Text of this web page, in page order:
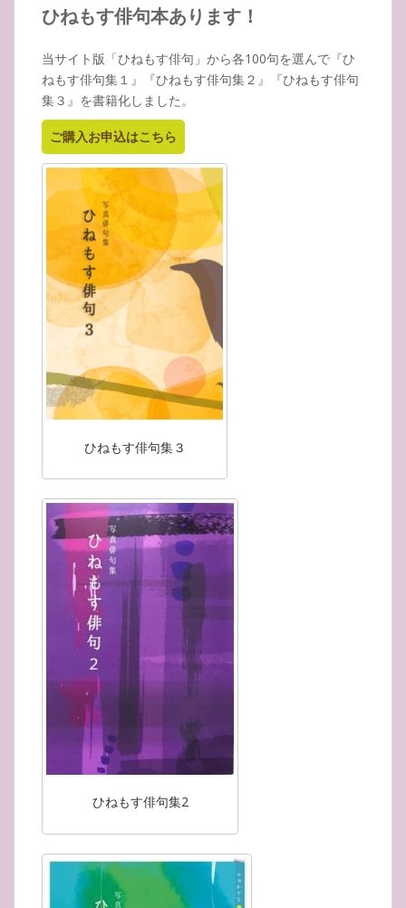
イ
ひねもす俳句本あります！
当サイト版「ひねもす俳句」から各100句を選んで『ひ
ねもす俳句集１』『ひねもす俳句集２』『ひねもす俳句
集３』を書籍化しました。
ご購入お申込はこちら
ひねもす俳句集３
ひねもす俳句集2